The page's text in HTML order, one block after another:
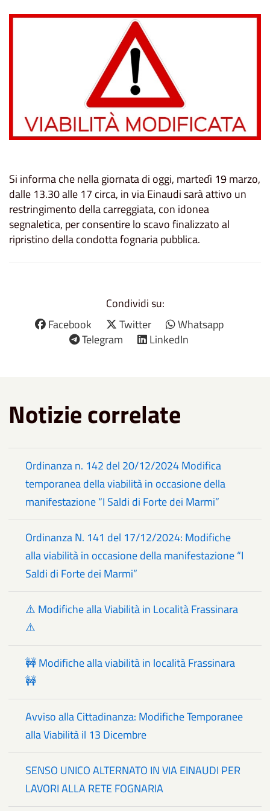
Si informa che nella giornata di oggi, martedì 19 marzo,
dalle 13.30 alle 17 circa, in via Einaudi sarà attivo un
restringimento della carreggiata, con idonea
segnaletica, per consentire lo scavo finalizzato al
ripristino della condotta fognaria pubblica.
Condividi su:
Facebook
Twitter
Whatsapp
Telegram
LinkedIn
Notizie correlate
Ordinanza n. 142 del 20/12/2024 Modifica
temporanea della viabilità in occasione della
manifestazione “I Saldi di Forte dei Marmi”
Ordinanza N. 141 del 17/12/2024: Modifiche
alla viabilità in occasione della manifestazione “I
Saldi di Forte dei Marmi”
⚠️ Modifiche alla Viabilità in Località Frassinara
⚠️
🚧 Modifiche alla viabilità in località Frassinara
🚧
Avviso alla Cittadinanza: Modifiche Temporanee
alla Viabilità il 13 Dicembre
SENSO UNICO ALTERNATO IN VIA EINAUDI PER
LAVORI ALLA RETE FOGNARIA